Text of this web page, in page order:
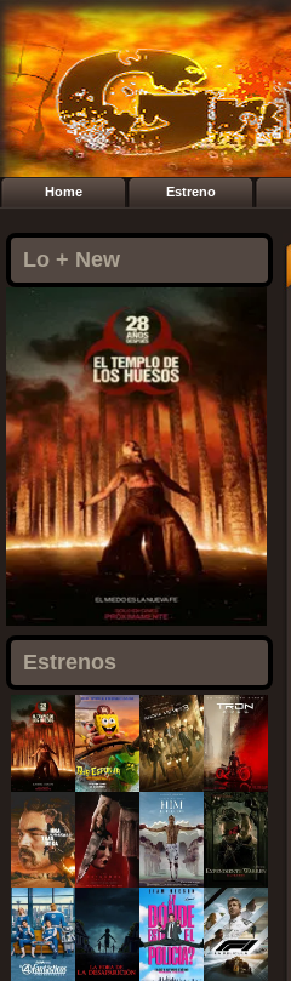
Home Estreno
Lo + New
Estrenos